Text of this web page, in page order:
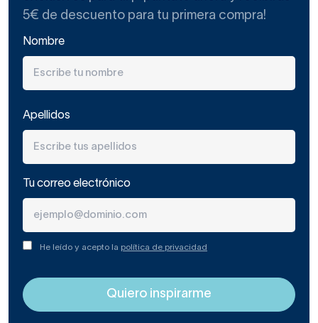
La mayoría de grifos de baño negrosse fabrican en
latón lacado negro mate
Los grifos negros monomando para duchas son los más
económicos y minimalistas. Su instalación en la pared
queda muy ligera visualmente y, además,
movimiento en la ducha.
Nuestros grifos de ducha negros tienen
suministrar repuestos si los necesitas una vez agotada la
garantía.
5€ de descuento para tu primera compra!
Nombre
Apellidos
Tu correo electrónico
He leído y acepto la política de privacidad